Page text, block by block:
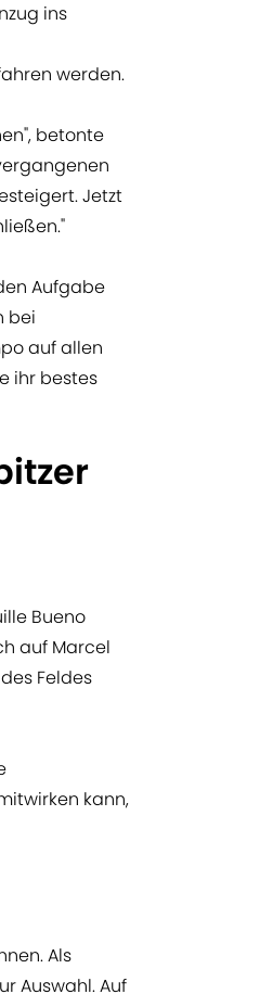
ins
werden.
betonte
Jetzt
Aufgabe
bei
auf allen
ihr bestes
Bueno
auf Marcel
Feldes
kann,
Als
Auswahl. Auf